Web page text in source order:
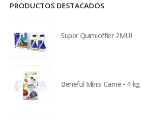
PRODUCTOS DESTACADOS
Super Quimioffler 2MUI
Beneful Minis Carne - 4 kg